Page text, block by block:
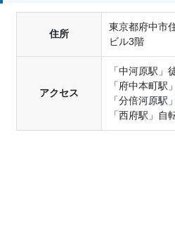
勧誘はございません。
今の塾が合わないと感じてい
割引を実施中 ！
現在通われている塾からコノ
住所
東京都府中市
ビル3階
アクセス
「中河原駅」
「府中本町駅
「分倍河原駅
「西府駅」自